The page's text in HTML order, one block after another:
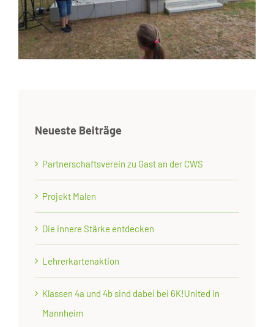
Neueste Beiträge
Partnerschaftsverein zu Gast an der CWS
Projekt Malen
Die innere Stärke entdecken
Lehrerkartenaktion
Klassen 4a und 4b sind dabei bei 6K!United in
Mannheim